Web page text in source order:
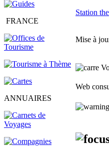
FRANCE
ANNUAIRES
Station
Mise à
Web